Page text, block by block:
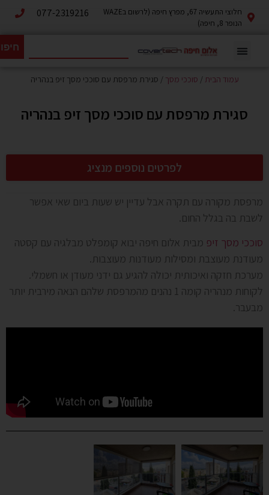
חלוצי התעשיה 67, מפרץ חיפה (לרשום בWAZE
הנופר 8, חיפה)
077-2319216
עמוד הבית / סוככי מסך / סגירת מרפסת עם סוככי מסך זיפ בנהריה
סגירת מרפסת עם סוככי מסך זיפ בנהריה
לפרטים נוספים מנציג
מרפסת מקורה עם תקרה אבל עדיין יש שעות ביום שאי אפשר
לשבת בה בגלל החום.
סוככי מסך זיפ מבית אלום חיפה יבוא קומפלט מבלגיה עם קסטה
מעודנת מעוצבת ומסילות מעודנות מעוצבות.
מערכת חזקה ואיכותית יכולה להגיע גם ידני מעודן או חשמלי.
לקוחות מנהריה קומה 1 נהנים מהמרפסת שלהם הנאה מירבית יותר
מבעבר.